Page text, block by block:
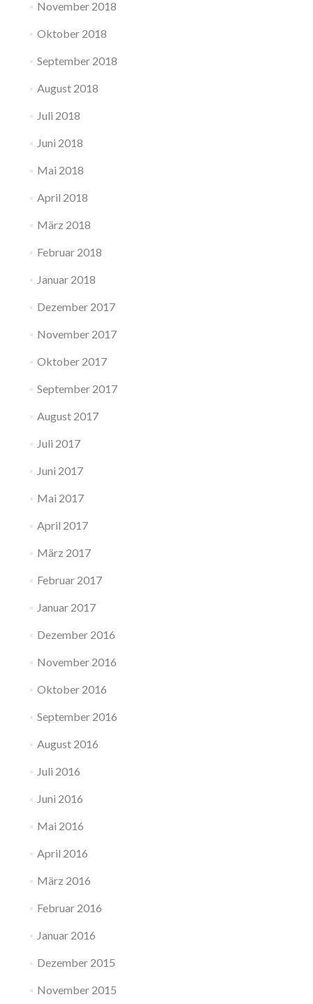
November 2018
Oktober 2018
September 2018
August 2018
Juli 2018
Juni 2018
Mai 2018
April 2018
März 2018
Februar 2018
Januar 2018
Dezember 2017
November 2017
Oktober 2017
September 2017
August 2017
Juli 2017
Juni 2017
Mai 2017
April 2017
März 2017
Februar 2017
Januar 2017
Dezember 2016
November 2016
Oktober 2016
September 2016
August 2016
Juli 2016
Juni 2016
Mai 2016
April 2016
März 2016
Februar 2016
Januar 2016
Dezember 2015
November 2015